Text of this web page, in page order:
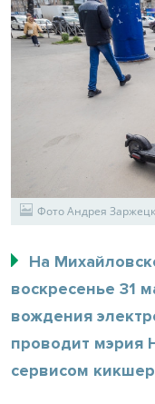
Фото Андрея
На
воскресенье 31
вождения
проводит мэрия
сервисом